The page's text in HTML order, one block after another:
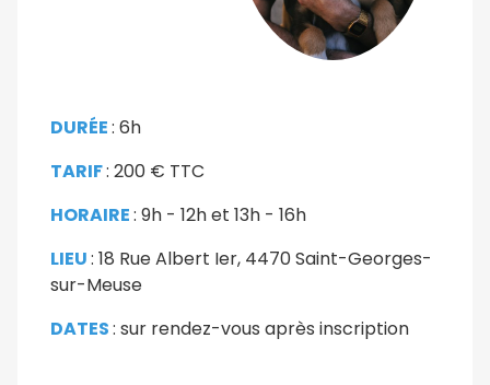
DURÉE: 6h
TARIF: 200 € TTC
HORAIRE: 9h - 12h et 13h - 16h
LIEU: 18 Rue Albert Ier, 4470 Saint-Georges-
sur-Meuse
DATES: sur rendez-vous après inscription